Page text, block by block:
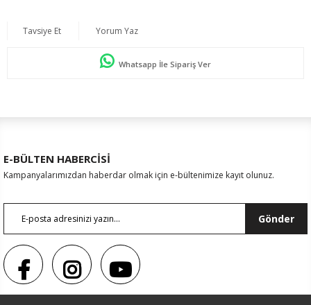
Tavsiye Et Yorum Yaz
Whatsapp İle Sipariş Ver
E-BÜLTEN HABERCİSİ
Kampanyalarımızdan haberdar olmak için e-bültenimize kayıt olunuz.
Gönder